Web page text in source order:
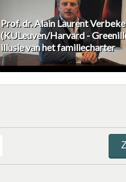
Prof. dr. Alain Laurent Verbeke
(KULeuven/Harvard -
illusie van het familiecharter